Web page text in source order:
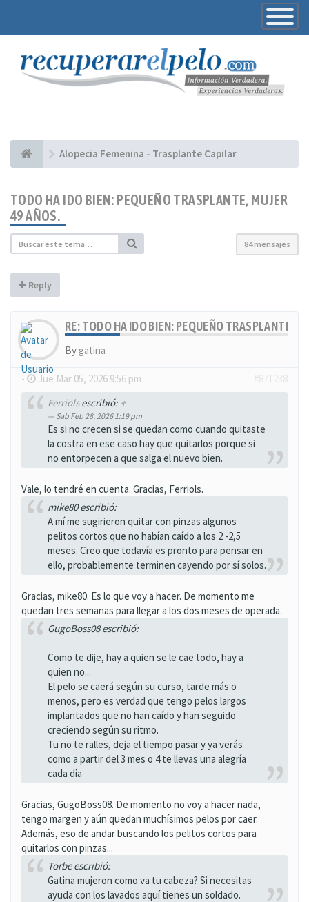
Toggle
Alopecia Femenina - Trasplante Capilar
TODO HA IDO BIEN: PEQUEÑO TRASPLANTE, MUJER
49 AÑOS.
84 mensajes
Reply
RE: TODO HA IDO BIEN: PEQUEÑO TRASPLANTE,
By gatina
- Jue Mar 05, 2026 9:56 pm
Ferriolsescribió: ↑
Sab Feb 28, 2026 1:19 pm
Es si no crecen si se quedan como cuando quitaste
la costra en ese caso hay que quitarlos porque si
no entorpecen a que salga el nuevo bien.
Vale, lo tendré en cuenta. Gracias, Ferriols.
mike80 escribió:
A mí me sugirieron quitar con pinzas algunos
pelitos cortos que no habían caído a los 2 -2,5
meses. Creo que todavía es pronto para pensar en
ello, probablemente terminen cayendo por sí solos.
Gracias, mike80. Es lo que voy a hacer. De momento me
quedan tres semanas para llegar a los dos meses de operada.
GugoBoss08 escribió:
Como te dije, hay a quien se le cae todo, hay a
quien no...
El pelo se caerá según su curso, tarde más o
menos, pero es verdad que tengo pelos largos
implantados que no han caído y han seguido
creciendo según su ritmo.
Tu no te ralles, deja el tiempo pasar y ya verás
como a partir del 3 mes o 4 te llevas una alegría
cada día
Gracias, GugoBoss08. De momento no voy a hacer nada,
tengo margen y aún quedan muchísimos pelos por caer.
Además, eso de andar buscando los pelitos cortos para
quitarlos con pinzas...
Torbe escribió:
Gatina mujeron como va tu cabeza? Si necesitas
ayuda con los lavados aquí tienes un soldado.